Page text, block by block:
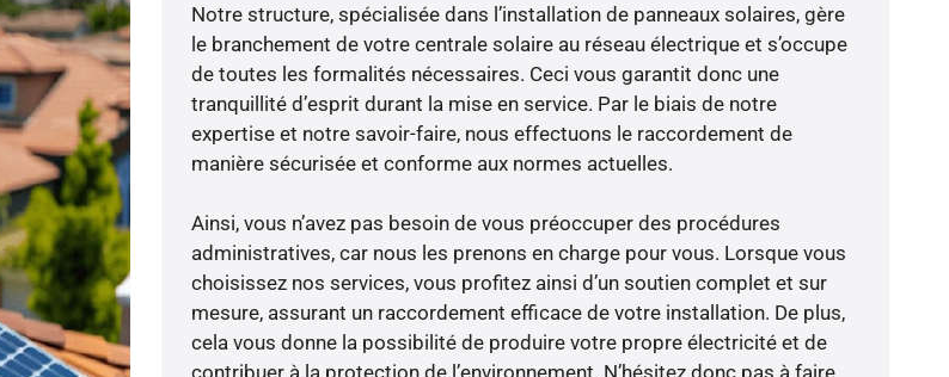
Notre structure, spécialisée dans l’installation de panneaux solaires, gère
le branchement de votre centrale solaire au réseau électrique et s’occupe
de toutes les formalités nécessaires. Ceci vous garantit donc une
tranquillité d’esprit durant la mise en service. Par le biais de notre
expertise et notre savoir-faire, nous effectuons le raccordement de
manière sécurisée et conforme aux normes actuelles.
Ainsi, vous n’avez pas besoin de vous préoccuper des procédures
administratives, car nous les prenons en charge pour vous. Lorsque vous
choisissez nos services, vous profitez ainsi d’un soutien complet et sur
mesure, assurant un raccordement efficace de votre installation. De plus,
cela vous donne la possibilité de produire votre propre électricité et de
contribuer à la protection de l’environnement. N’hésitez donc pas à faire